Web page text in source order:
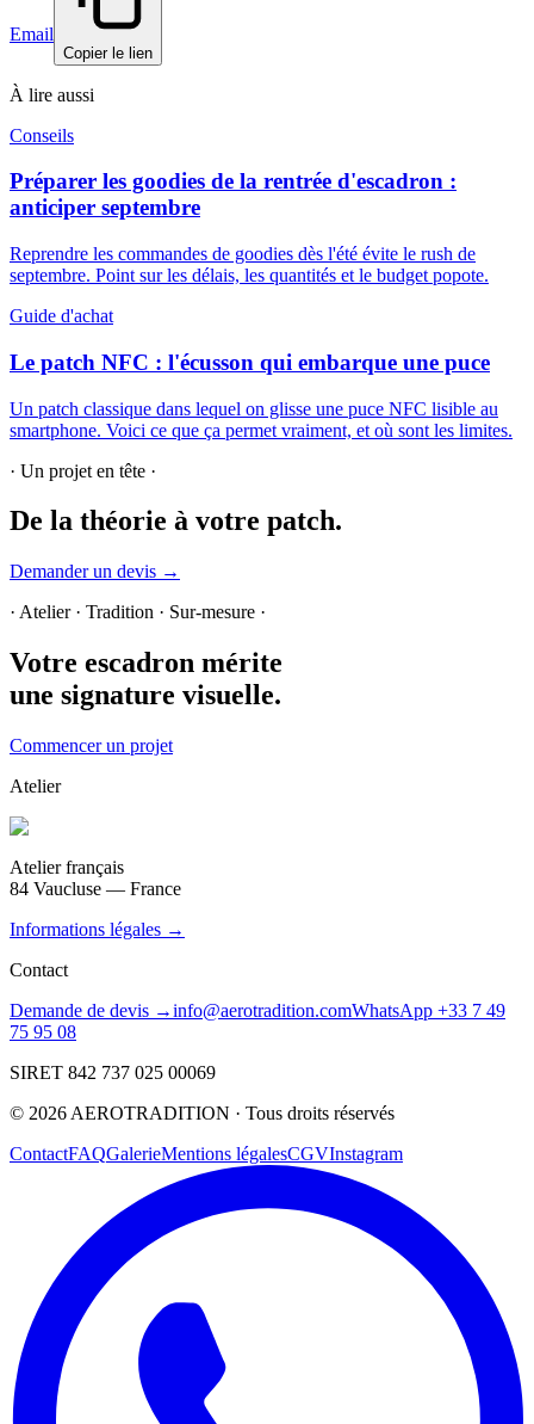
Email
Copier le lien
À lire aussi
Conseils
Préparer les goodies de la rentrée d'escadron :
anticiper septembre
Reprendre les commandes de goodies dès l'été évite le rush de
septembre. Point sur les délais, les quantités et le budget popote.
Guide d'achat
Le patch NFC : l'écusson qui embarque une puce
Un patch classique dans lequel on glisse une puce NFC lisible au
smartphone. Voici ce que ça permet vraiment, et où sont les limites.
· Un projet en tête ·
De la théorie à votre patch.
Demander un devis →
· Atelier · Tradition · Sur-mesure ·
Votre escadron mérite
une signature visuelle.
Commencer un projet
Atelier
Atelier français
84 Vaucluse — France
Informations légales →
Contact
Demande de devis →info@aerotradition.comWhatsApp +33 7 49
75 95 08
SIRET 842 737 025 00069
© 2026 AEROTRADITION · Tous droits réservés
ContactFAQGalerieMentions légalesCGVInstagram